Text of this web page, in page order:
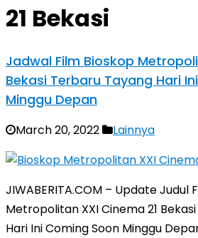
21 Bekasi
Jadwal Film Bioskop
Bekasi Terbaru Tayang Hari
Minggu Depan
March 20, 2022 Lainnya
JIWABERITA.COM – Update Judul
Metropolitan XXI Cinema 21
Hari Ini Coming Soon Minggu